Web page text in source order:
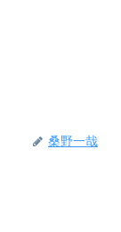
桑野一哉